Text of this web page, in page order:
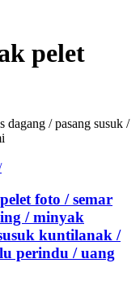
pelet
/ pasang susuk /
foto / semar
/ minyak
kuntilanak /
perindu / uang